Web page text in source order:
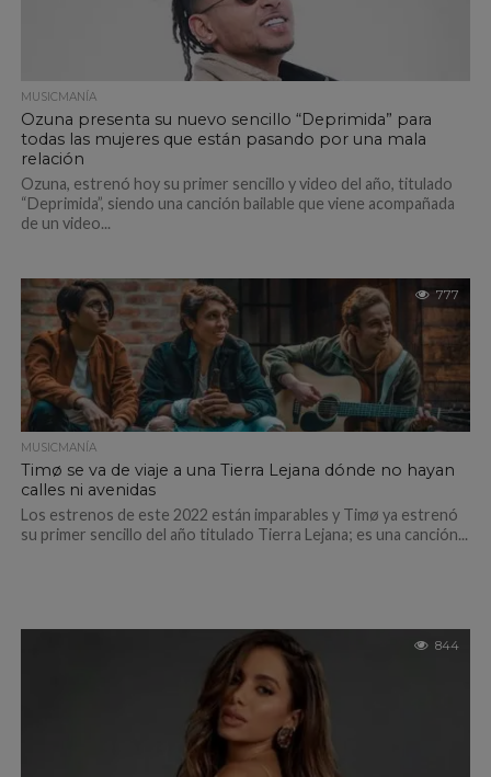
MUSICMANÍA
Ozuna presenta su nuevo sencillo “Deprimida” para
todas las mujeres que están pasando por una mala
relación
Ozuna, estrenó hoy su primer sencillo y video del año, titulado
“Deprimida”, siendo una canción bailable que viene acompañada
de un video...
777
MUSICMANÍA
Timø se va de viaje a una Tierra Lejana dónde no hayan
calles ni avenidas
Los estrenos de este 2022 están imparables y Timø ya estrenó
su primer sencillo del año titulado Tierra Lejana; es una canción...
844